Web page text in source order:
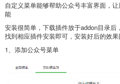
自定义菜单能够帮助公众号丰富界面，
能
安装很简单，下载插件放于addon目录
找到相应插件安装即可，安装好后的效果
1、添加公众号菜单